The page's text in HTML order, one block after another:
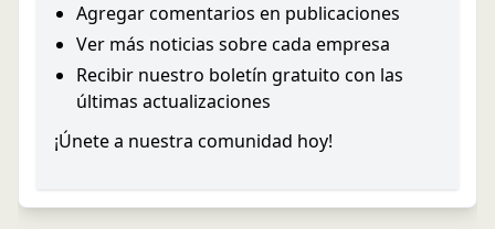
Agregar comentarios en publicaciones
Ver más noticias sobre cada empresa
Recibir nuestro boletín gratuito con las
últimas actualizaciones
¡Únete a nuestra comunidad hoy!